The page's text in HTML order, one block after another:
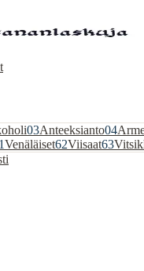
03Anteeksianto04
Venäläiset62Viisaat63